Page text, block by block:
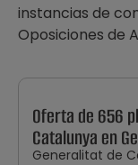
instancias de
Oposiciones de
Oferta de 656
Catalunya en
Generalitat de